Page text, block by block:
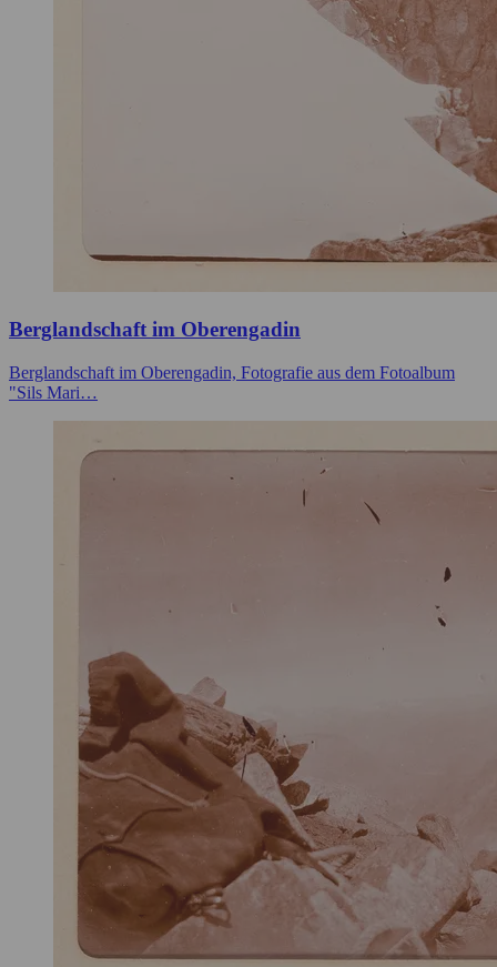
Berglandschaft im Oberengadin
Berglandschaft im Oberengadin, Fotografie aus dem Fotoalbum
"Sils Mari…